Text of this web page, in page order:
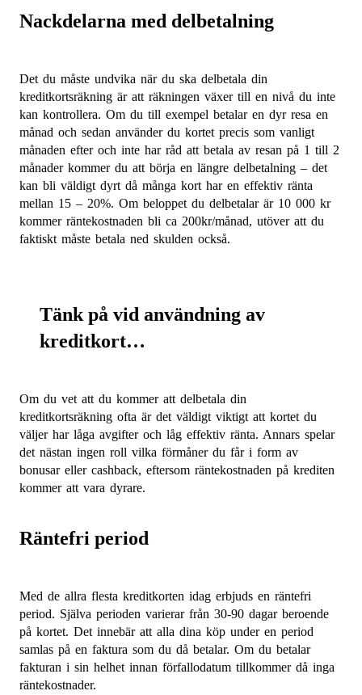
Nackdelarna med delbetalning
Det du måste undvika när du ska delbetala din
kreditkortsräkning är att räkningen växer till en nivå du inte
kan kontrollera. Om du till exempel betalar en dyr resa en
månad och sedan använder du kortet precis som vanligt
månaden efter och inte har råd att betala av resan på 1 till 2
månader kommer du att börja en längre delbetalning – det
kan bli väldigt dyrt då många kort har en effektiv ränta
mellan 15 – 20%. Om beloppet du delbetalar är 10 000 kr
kommer räntekostnaden bli ca 200kr/månad, utöver att du
faktiskt måste betala ned skulden också.
Tänkpå vid användning av
kreditkort…
Om du vet att du kommer att delbetala din
kreditkortsräkning ofta är det väldigt viktigt att kortet du
väljer har låga avgifter och låg effektiv ränta. Annars spelar
det nästan ingen roll vilka förmåner du får i form av
bonusar eller cashback, eftersom räntekostnaden på krediten
kommer att vara dyrare.
Räntefri period
Med de allra flesta kreditkorten idag erbjuds en räntefri
period. Själva perioden varierar från 30-90 dagar beroende
på kortet. Det innebär att alla dina köp under en period
samlas på en faktura som du då betalar. Om du betalar
fakturan i sin helhet innan förfallodatum tillkommer då inga
räntekostnader.